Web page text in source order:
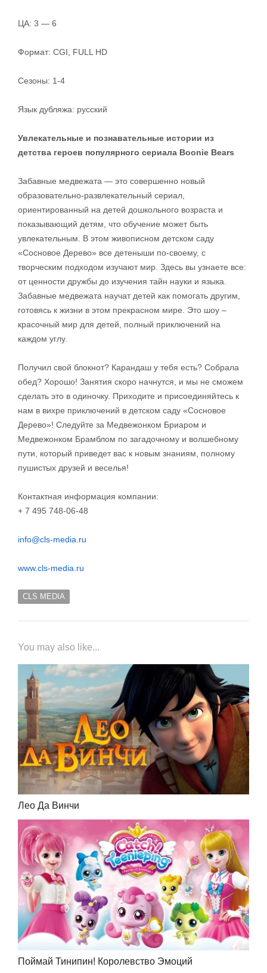
ЦА: 3 — 6
Формат: CGI, FULL HD
Сезоны: 1-4
Язык дубляжа: русский
Увлекательные и познавательные истории из
детства героев популярного сериала Boonie Bears
Забавные медвежата — это совершенно новый
образовательно-развлекательный сериал,
ориентированный на детей дошкольного возраста и
показывающий детям, что обучение может быть
увлекательным. В этом живописном детском саду
«Сосновое Дерево» все детеныши по-своему, с
творческим подходом изучают мир. Здесь вы узнаете все:
от ценности дружбы до изучения тайн науки и языка.
Забавные медвежата научат детей как помогать другим,
готовясь к жизни в этом прекрасном мире. Это шоу –
красочный мир для детей, полный приключений на
каждом углу.
Получил свой блокнот? Карандаш у тебя есть? Собрала
обед? Хорошо! Занятия скоро начнутся, и мы не сможем
сделать это в одиночку. Приходите и присоединяйтесь к
нам в вихре приключений в детском саду «Сосновое
Дерево»! Следуйте за Медвежонком Бриаром и
Медвежонком Брамблом по загадочному и волшебному
пути, который приведет вас к новым знаниям, полному
пушистых друзей и веселья!
Контактная информация компании:
+ 7 495 748-06-48
info@cls-media.ru
www.cls-media.ru
CLS MEDIA
You may also like...
Лео Да Винчи
Поймай Тинипин! Королевство Эмоций